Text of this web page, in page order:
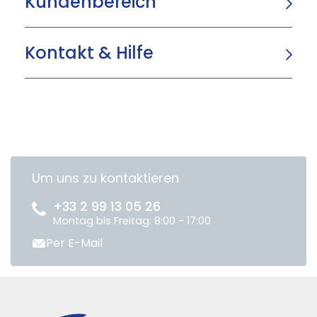
Kontakt & Hilfe
Um uns zu kontaktieren
+33 2 99 13 05 26
Montag bis Freitag: 8:00 - 17:00
Per E-Mail